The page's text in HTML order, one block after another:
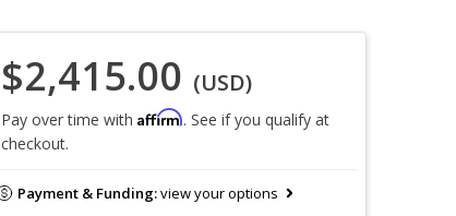
$2,415.00 (USD)
Pay over time with Affirm. See if you qualify at
checkout.
Payment & Funding:view your options